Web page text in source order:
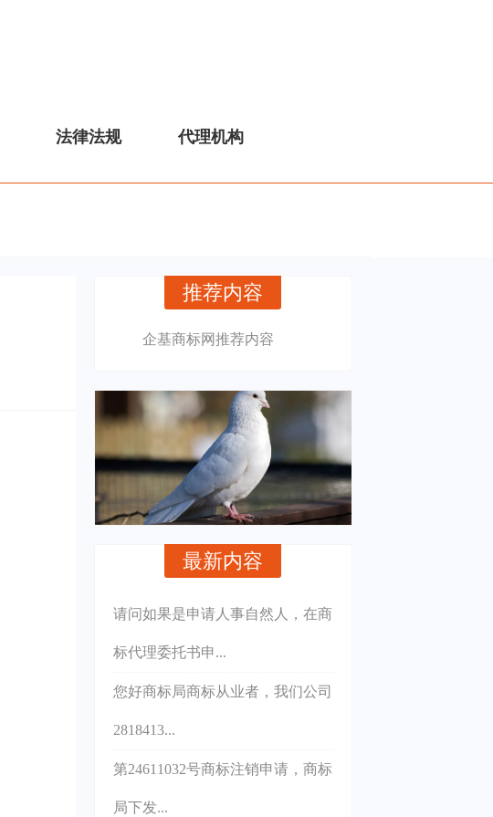
法律法规 代理机构
推荐内容
企基商标网推荐内容
最新内容
请问如果是申请人事自然人，在商
标代理委托书申...
您好商标局商标从业者，我们公司
2818413...
第24611032号商标注销申请，商标
局下发...